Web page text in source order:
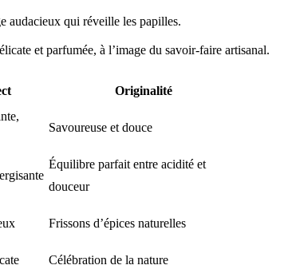
audacieux qui réveille les papilles.
et parfumée, à l’image du savoir-faire artisanal.
Originalité
Savoureuse et douce
Équilibre parfait entre acidité et
douceur
Frissons d’épices naturelles
Célébration de la nature